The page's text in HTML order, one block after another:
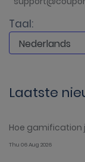
Taal:
Laatste
Hoe gamification
Thu 06 Aug 2026